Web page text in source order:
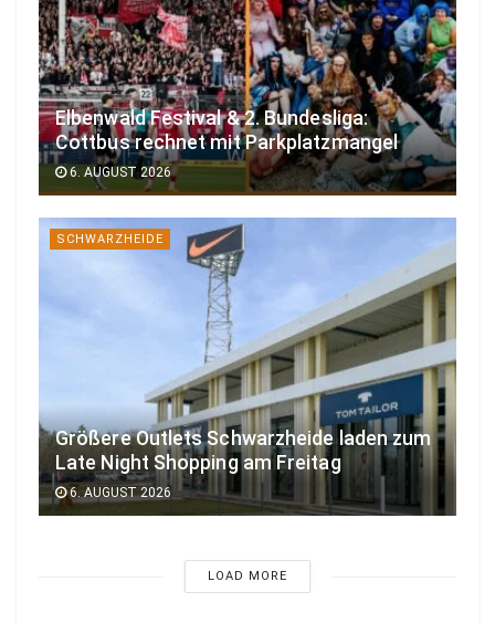
Elbenwald Festival & 2. Bundesliga:
Cottbus rechnet mit Parkplatzmangel
6. AUGUST 2026
SCHWARZHEIDE
Größere Outlets Schwarzheide laden zum
Late Night Shopping am Freitag
6. AUGUST 2026
LOAD MORE